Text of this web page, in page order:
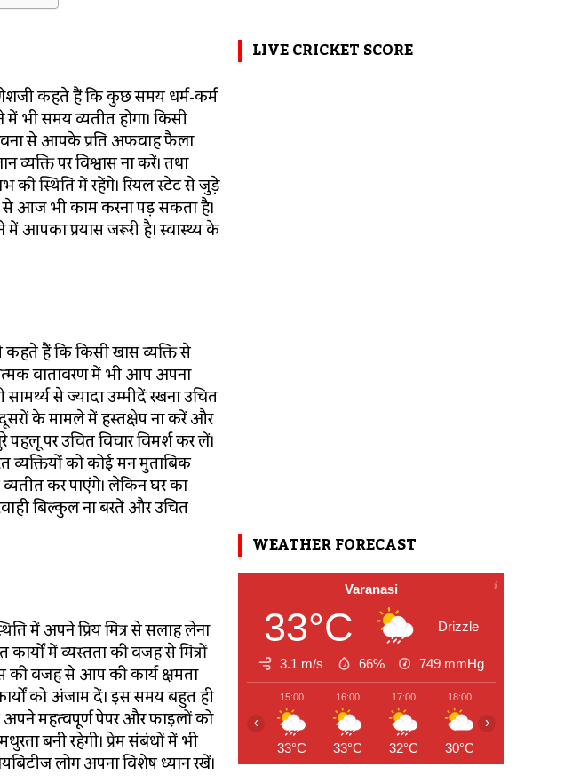
कहते हैं कि कुछ समय धर्म-कर्म
भी समय व्यतीत होगा। किसी
से आपके प्रति अफवाह फैला
पर विश्वास ना करें। तथा
की स्थिति में रहेंगे। रियल स्टेट से जुड़े
आज भी काम करना पड़ सकता है।
आपका प्रयास जरूरी है। स्वास्थ्य के
हैं कि किसी खास व्यक्ति से
वातावरण में भी आप अपना
से ज्यादा उम्मीदें रखना उचित
के मामले में हस्तक्षेप ना करें और
पर उचित विचार विमर्श कर लें।
व्यक्तियों को कोई मन मुताबिक
कर पाएंगे। लेकिन घर का
बिल्कुल ना बरतें और उचित
में अपने प्रिय मित्र से सलाह लेना
कार्यों में व्यस्तता की वजह से मित्रों
वजह से आप की कार्य क्षमता
को अंजाम दें। इस समय बहुत ही
महत्वपूर्ण पेपर और फाइलों को
बनी रहेगी। प्रेम संबंधों में भी
लोग अपना विशेष ध्यान रखें।
LIVE CRICKET SCORE
WEATHER FORECAST
Varanasi
33°C Drizzle
3.1 m/s 66% 749 mmHg
15:00
33°C
16:00
33°C
17:00
32°C
18:00
30°C
‹ ›